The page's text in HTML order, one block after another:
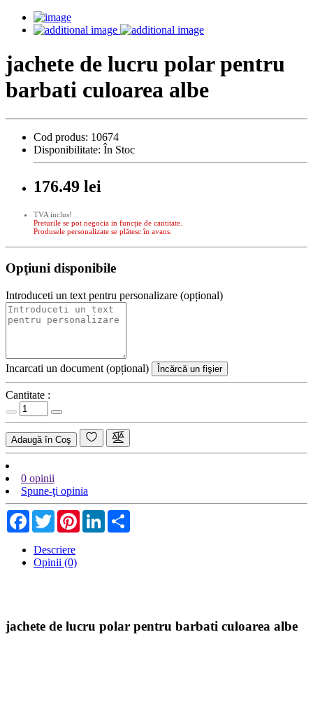
jachete de lucru polar pentru
barbati culoarea albe
Cod produs: 10674
Disponibilitate: În Stoc
176.49 lei
TVA inclus!
Preturile se pot negocia in funcție de cantitate.
Produsele personalizate se plătesc în avans.
Opţiuni disponibile
Introduceti un text pentru personalizare (opțional)
Incarcati un document (opțional) Încărcă un fişier
Cantitate :
Adaugă în Coş
0 opinii
Spune-ţi opinia
Facebook
TwitterPinterestLinkedIn
Descriere
Opinii (0)
jachete de lucru polar pentru barbati culoarea albe